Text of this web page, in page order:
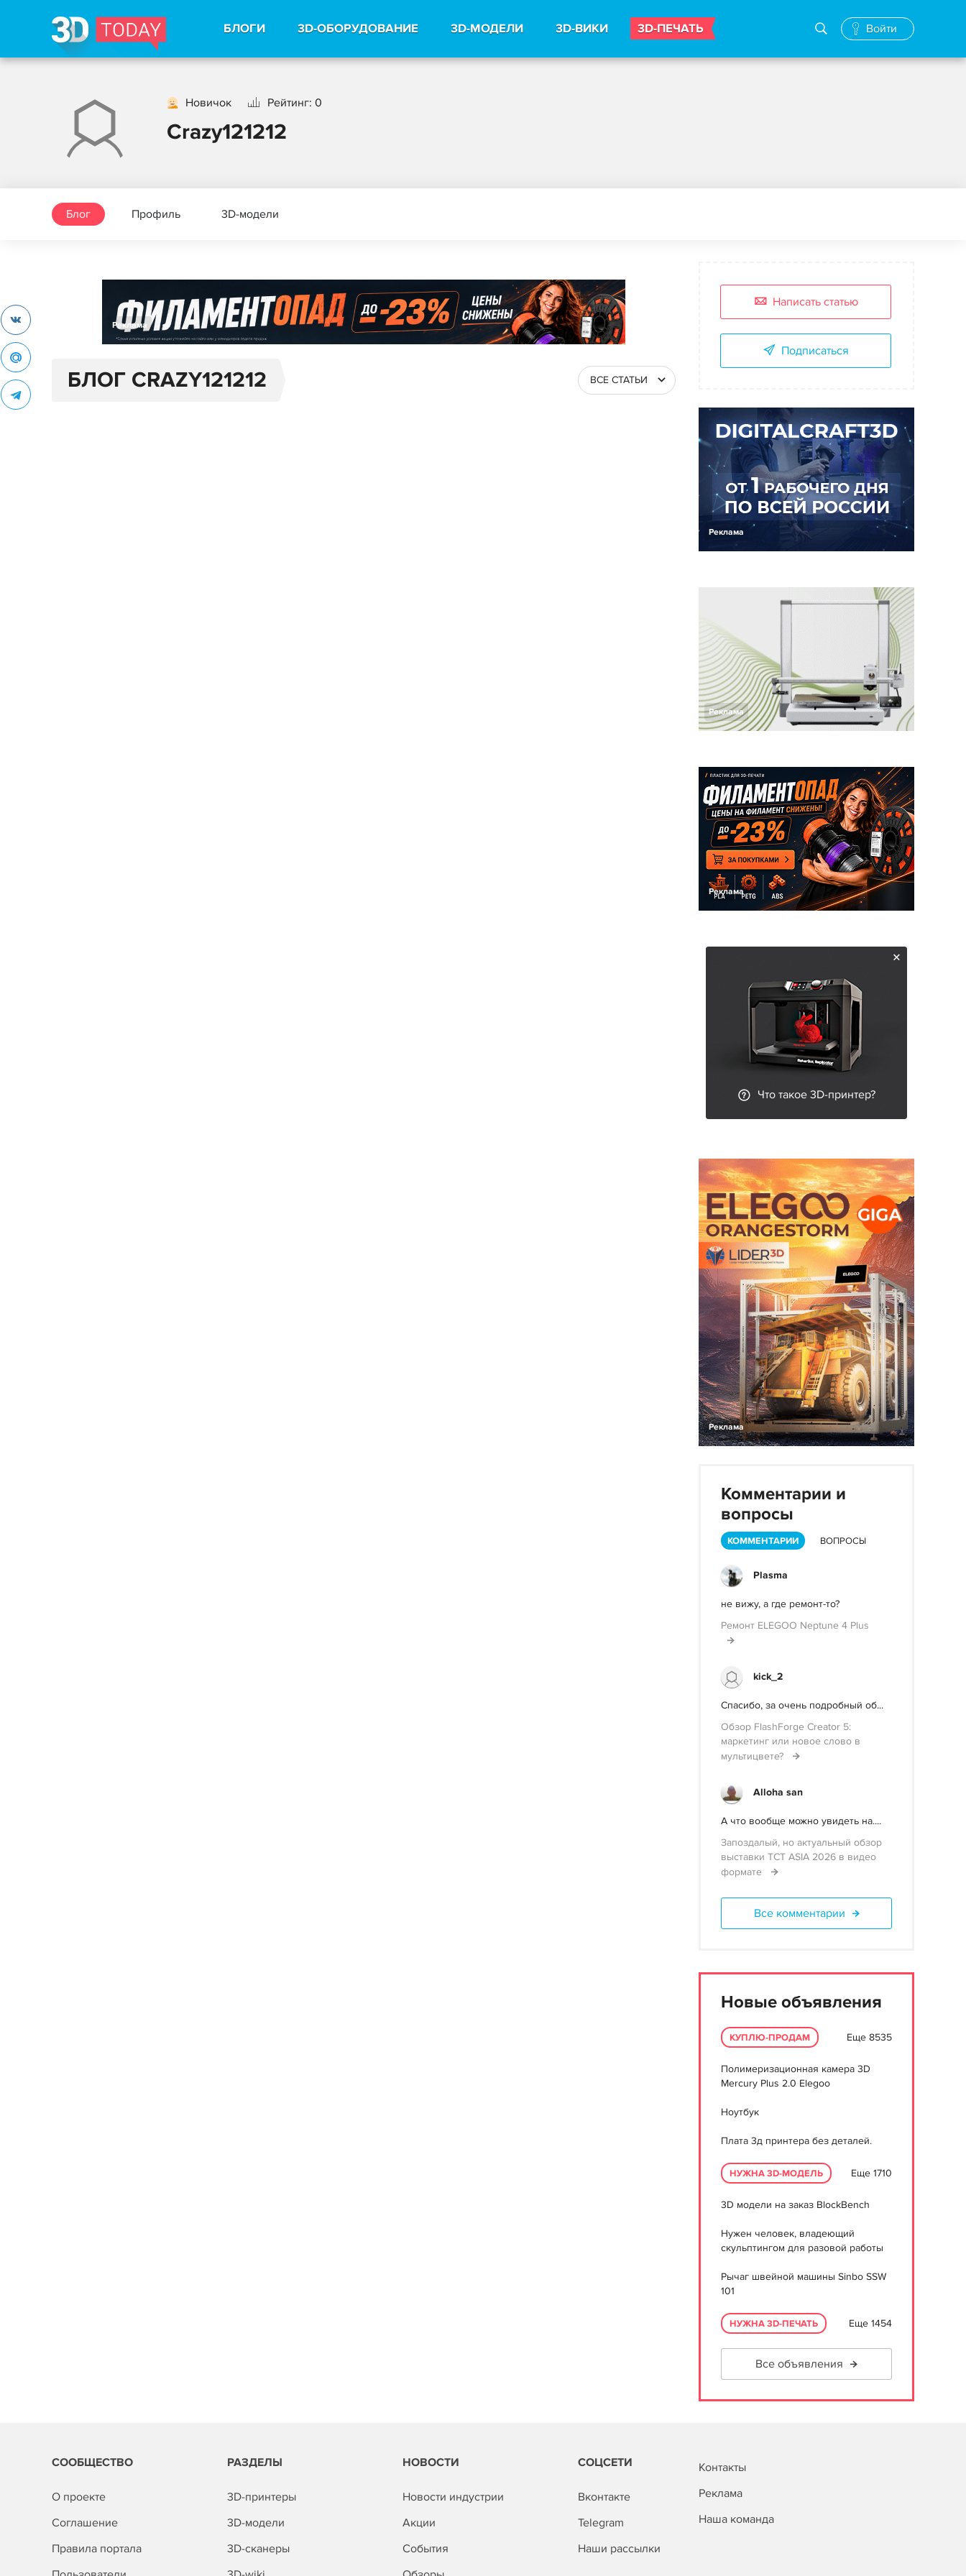
БЛОГИ 3D-ОБОРУДОВАНИЕ 3D-МОДЕЛИ 3D-ВИКИ 3D-ПЕЧАТЬ Войти
Новичок Рейтинг: 0
Crazy121212
Блог Профиль 3D-модели
Реклама
БЛОГ CRAZY121212 ВСЕ СТАТЬИ
Написать статью
Подписаться
Реклама
Реклама
Реклама
Что такое 3D-принтер?
Реклама
Комментарии и
вопросы
КОММЕНТАРИИ ВОПРОСЫ
Plasma
не вижу, а где ремонт-то?
Ремонт ELEGOO Neptune 4 Plus
kick_2
Спасибо, за очень подробный об...
Обзор FlashForge Creator 5:
маркетинг или новое слово в
мультицвете?
Alloha san
А что вообще можно увидеть на....
Запоздалый, но актуальный обзор
выставки TCT ASIA 2026 в видео
формате
Все комментарии
Новые объявления
КУПЛЮ-ПРОДАМ Еще 8535
Полимеризационная камера 3D
Mercury Plus 2.0 Elegoo
Ноутбук
Плата 3д принтера без деталей.
НУЖНА 3D-МОДЕЛЬ Еще 1710
3D модели на заказ BlockBench
Нужен человек, владеющий
скульптингом для разовой работы
Рычаг швейной машины Sinbo SSW
101
НУЖНА 3D-ПЕЧАТЬ Еще 1454
Все объявления
СООБЩЕСТВО
О проекте
Соглашение
Правила портала
РАЗДЕЛЫ
3D-принтеры
3D-модели
3D-сканеры
НОВОСТИ
Новости индустрии
Акции
События
СОЦСЕТИ
Вконтакте
Telegram
Наши рассылки
Контакты
Реклама
Наша команда